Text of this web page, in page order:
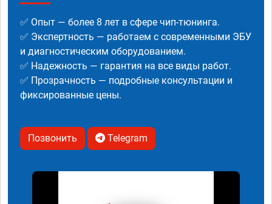
✅ Опыт — более 8 лет в сфере чип-тюнинга.
✅ Экспертность — работаем с современными ЭБУ
и диагностическим оборудованием.
✅ Надежность — гарантия на все виды работ.
✅ Прозрачность — подробные консультации и
фиксированные цены.
Позвонить Telegram